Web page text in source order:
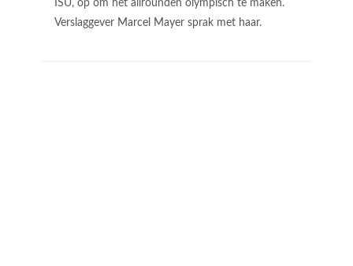
ISU, op om het allrounden olympisch te maken.
Verslaggever Marcel Mayer sprak met haar.